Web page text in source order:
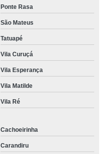
Ponte Rasa
São Mateus
Tatuapé
Vila Curuçá
Vila Esperança
Vila Matilde
Vila Ré
Cachoeirinha
Carandiru